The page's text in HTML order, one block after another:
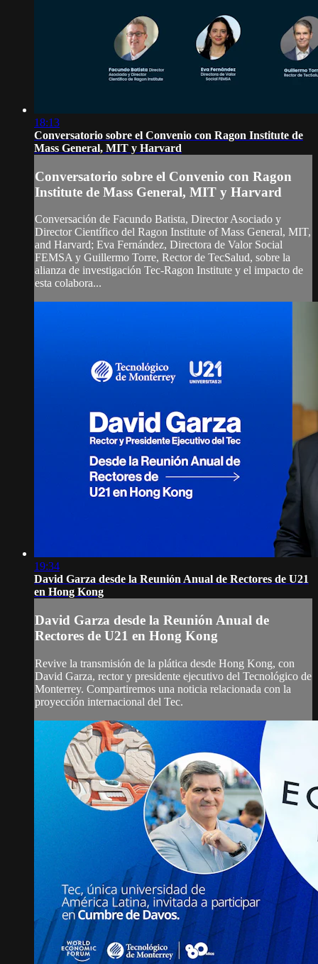
18:13
Conversatorio sobre el Convenio con Ragon Institute de
Mass General, MIT y Harvard
Conversatorio sobre el Convenio con Ragon
Institute de Mass General, MIT y Harvard
Conversación de Facundo Batista, Director Asociado y
Director Científico del Ragon Institute of Mass General, MIT,
and Harvard; Eva Fernández, Directora de Valor Social
FEMSA y Guillermo Torre, Rector de TecSalud, sobre la
alianza de investigación Tec-Ragon Institute y el impacto de
esta colabora...
19:34
David Garza desde la Reunión Anual de Rectores de U21
en Hong Kong
David Garza desde la Reunión Anual de
Rectores de U21 en Hong Kong
Revive la transmisión de la plática desde Hong Kong, con
David Garza, rector y presidente ejecutivo del Tecnológico de
Monterrey. Compartiremos una noticia relacionada con la
proyección internacional del Tec.